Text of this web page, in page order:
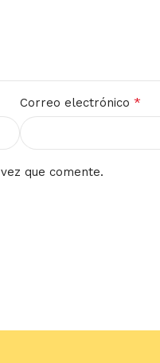
Correo electrónico *
que comente.